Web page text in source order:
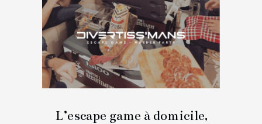
L’escape game à domicile,